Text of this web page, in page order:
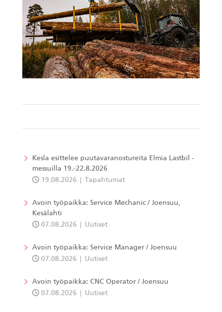
Kesla esittelee puutavaranostureita Elmia Lastbil -
messuilla 19.-22.8.2026
19.08.2026
Tapahtumat
Avoin työpaikka: Service Mechanic / Joensuu,
Kesälahti
07.08.2026
Uutiset
Avoin työpaikka: Service Manager / Joensuu
07.08.2026
Uutiset
Avoin työpaikka: CNC Operator / Joensuu
07.08.2026
Uutiset